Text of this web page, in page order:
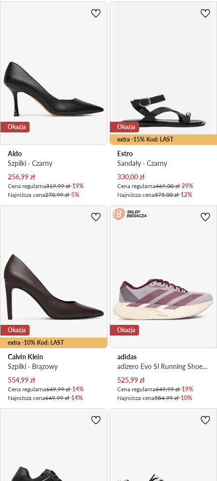
Okazja
Aldo
Szpilki · Czarny
Aktualna cena
256,99zł
Cena regularna319,99 zł-19%
Najniższa cena270,99 zł-5%
extra -15% Kod: LAST
Okazja
Estro
Sandały · Czarny
Aktualna cena
330,00zł
Cena regularna469,00 zł-29%
Najniższa cena375,00 zł-12%
extra -10% Kod: LAST
Okazja
Calvin Klein
Szpilki · Brązowy
Aktualna cena
554,99zł
Cena regularna649,99 zł-14%
Najniższa cena649,99 zł-14%
Okazja
adidas
adizero Evo Sl Running Shoes KI2831 · Buty do biegania
Aktualna cena
525,99zł
Cena regularna649,99 zł-19%
Najniższa cena584,99 zł-10%